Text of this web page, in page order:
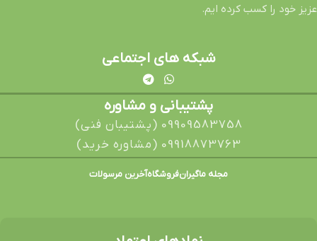
عزیز خود را کسب کرده ایم.
شبکه های اجتماعی
پشتیبانی و مشاوره
09909583758 (پشتیبان فنی)
09918873763 (مشاوره خرید)
مجله ماگیرانفروشگاهآخرین مرسولات